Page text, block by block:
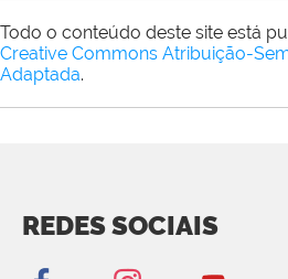
Todo o conteúdo deste site está
Creative Commons Atribuição-
Adaptada.
REDES SOCIAIS